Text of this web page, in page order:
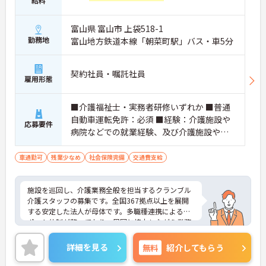
・毎朝スタッフ全員で情報共有のミーティングを実
施しているため、お客様の変化や業務連絡を細やか
に把握できます。
・困った時もすぐに相談してフォローし合える体制
が整っているので、安心して業務に取り組むことが
期待できます。
【独自の特別報酬制度により、確かな収入アップが
ークを評価する特別報酬が支給される仕組みがあり
ます。
・目に見える形で日々の努力がしっかりと還元され
な昇給を目指せます。
【自分らしいスタイルを大切にしながら、無理のな
いペースで働けます】
・清潔感と節度があれば髪色やネイルなどの制限が
ないため、ご自身の個性を尊重した働き方を叶えら
れます。
・月平均残業時間が少なく、年間17日のリフレッシ
ュ休暇も取得できる環境で、心身のゆとりを維持で
きます。
勤務地
富山県 富山市 上袋518-1
富山地方鉄道本線「朝菜町駅」バス・車5分
雇用形態 契約社員・嘱託社員
応募要件
■介護福祉士・実務者研修いずれか ■普通
自動車運転免許：必須 ■経験：介護施設や
病院などでの就業経験、及び介護施設や病
院などでの夜勤経験必須
車通勤可 残業少なめ 社会保険完備 交通費支給
施設を巡回し、介護業務全般を担当するクランブル
介護スタッフの募集です。全国367拠点以上を展開
する安定した法人が母体です。多職種連携によるサ
ポート体制が整っており、周囲と協力しながら業務
に取り組める環境です。在宅系から入居系まで幅広
いサービスを提供しているため、様々な経験を通じ
て介護のプロフェッショナルとしてスキルアップが
詳細を見る 無料 紹介してもらう